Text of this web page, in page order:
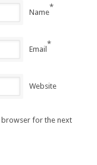
Name
*
Email
*
Website
browser for the next